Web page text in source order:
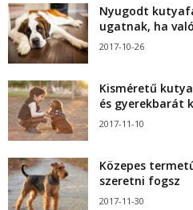
Nyugodt
ugatnak, ha
2017-10-26
Kisméretű
és gyerekbarát
2017-11-10
Közepes
szeretni fogsz
2017-11-30